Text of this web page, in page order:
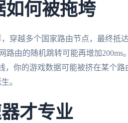
如何被拖垮
穿越多个国家路由节点，最终抵
路由的随机跳转可能再增加200ms
，你的游戏数据可能被挤在某个路
。
才专业